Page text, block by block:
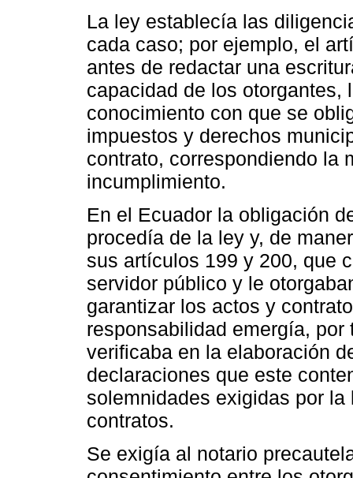
La ley establecía las
cada caso; por ejemplo, el
antes de redactar una
capacidad de los otorgantes,
conocimiento con que se
impuestos y derechos
contrato, correspondiendo la
incumplimiento.
En el Ecuador la obligación
procedía de la ley y, de
sus artículos 199 y 200, que
servidor público y le
garantizar los actos y
responsabilidad emergía,
verificaba en la elaboración
declaraciones que este
solemnidades exigidas por
contratos.
Se exigía al notario